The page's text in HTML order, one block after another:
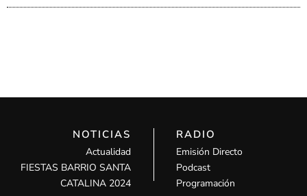
NOTICIAS
Actualidad
FIESTAS BARRIO SANTA
CATALINA 2024
RADIO
Emisión Directo
Podcast
Programación